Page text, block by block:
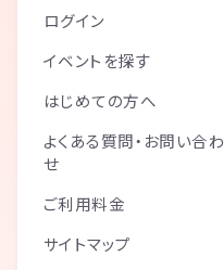
ログイン
イベントを探す
はじめての方へ
よくある質問・お問い合わ
せ
ご利用料金
サイトマップ